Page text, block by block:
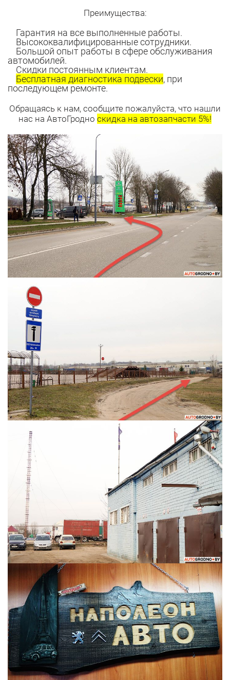
Преимущества:
Гарантия на все выполненные работы.
Высококвалифицированные сотрудники.
Большой опыт работы в сфере обслуживания
автомобилей.
Скидки постоянным клиентам.
Бесплатная диагностика подвески, при
последующем ремонте.
Обращаясь к нам, сообщите пожалуйста, что нашли
нас на АвтоГродно скидка на автозапчасти 5%!